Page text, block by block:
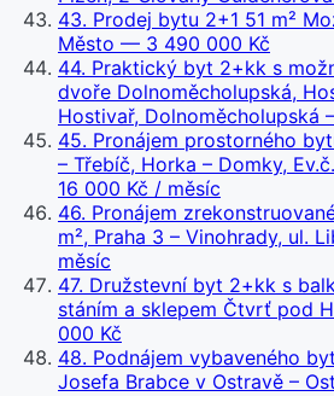
43. Prodej bytu 2+1 51 m²
Město — 3 490 000 Kč
44. Praktický byt 2+kk s
dvoře Dolnoměcholupská,
Hostivař, Dolnoměcholupská
45. Pronájem prostorného
– Třebíč, Horka – Domky,
16 000 Kč / měsíc
46. Pronájem
m², Praha 3 – Vinohrady, ul.
měsíc
47. Družstevní byt 2+kk s
stáním a sklepem Čtvrť pod
000 Kč
48. Podnájem vybaveného
Josefa Brabce v Ostravě –